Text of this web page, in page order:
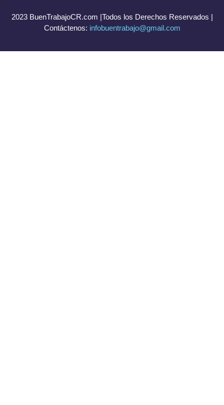
2023 BuenTrabajoCR.com |Todos los Derechos Reservados |
Contáctenos: infobuentrabajo@gmail.com